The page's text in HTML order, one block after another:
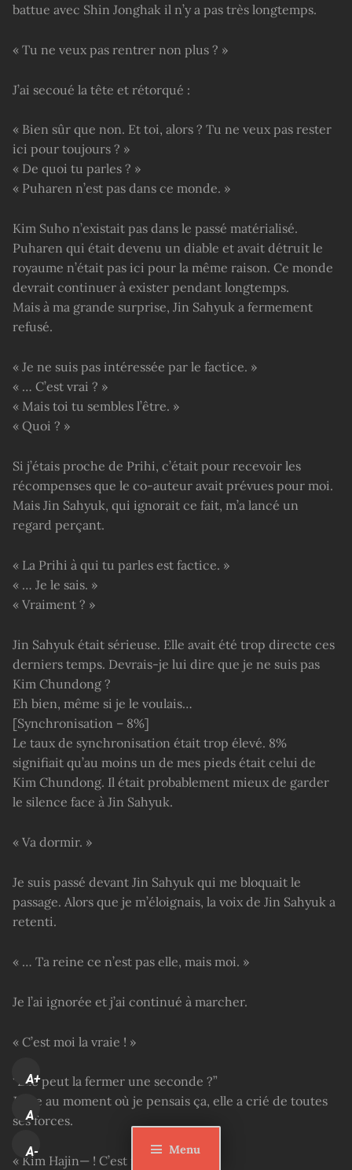
Menu
battue avec Shin Jonghak il n’y a pas très longtemps.
« Tu ne veux pas rentrer non plus ? »
J’ai secoué la tête et rétorqué :
« Bien sûr que non. Et toi, alors ? Tu ne veux pas rester
ici pour toujours ? »
« De quoi tu parles ? »
« Puharen n’est pas dans ce monde. »
Kim Suho n’existait pas dans le passé matérialisé.
Puharen qui était devenu un diable et avait détruit le
royaume n’était pas ici pour la même raison. Ce monde
devrait continuer à exister pendant longtemps.
Mais à ma grande surprise, Jin Sahyuk a fermement
refusé.
« Je ne suis pas intéressée par le factice. »
« … C’est vrai ? »
« Mais toi tu sembles l’être. »
« Quoi ? »
Si j’étais proche de Prihi, c’était pour recevoir les
récompenses que le co-auteur avait prévues pour moi.
Mais Jin Sahyuk, qui ignorait ce fait, m’a lancé un
regard perçant.
« La Prihi à qui tu parles est factice. »
« … Je le sais. »
« Vraiment ? »
Jin Sahyuk était sérieuse. Elle avait été trop directe ces
derniers temps. Devrais-je lui dire que je ne suis pas
Kim Chundong ?
Eh bien, même si je le voulais…
[Synchronisation – 8%]
Le taux de synchronisation était trop élevé. 8%
signifiait qu’au moins un de mes pieds était celui de
Kim Chundong. Il était probablement mieux de garder
le silence face à Jin Sahyuk.
« Va dormir. »
Je suis passé devant Jin Sahyuk qui me bloquait le
passage. Alors que je m’éloignais, la voix de Jin Sahyuk a
retenti.
« … Ta reine ce n’est pas elle, mais moi. »
Je l’ai ignorée et j’ai continué à marcher.
« C’est moi la vraie ! »
“Elle peut la fermer une seconde ?”
Juste au moment où je pensais ça, elle a crié de toutes
ses forces.
« Kim Hajin— ! C’est moi— ! »
A+
A
A-